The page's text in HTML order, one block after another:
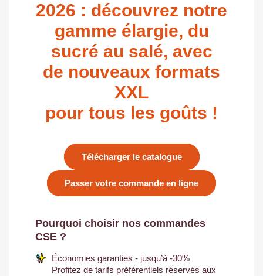
2026 : découvrez notre
gamme élargie, du
sucré au salé, avec
de nouveaux formats
XXL
pour tous les goûts !
Télécharger le catalogue
Passer votre commande en ligne
Pourquoi choisir nos commandes
CSE ?
Économies garanties - jusqu’à -30%
Profitez de tarifs préférentiels réservés aux